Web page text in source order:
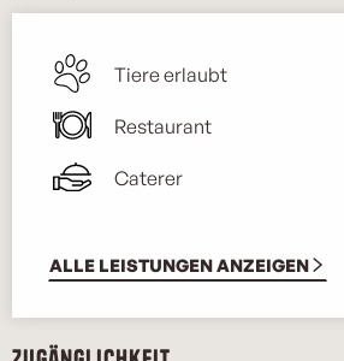
Tiere erlaubt
Restaurant
Caterer
ALLE LEISTUNGEN ANZEIGEN